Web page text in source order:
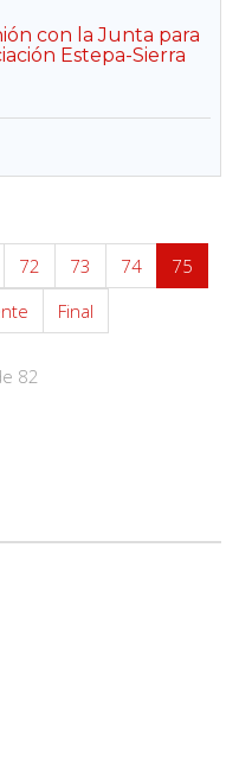
con la Junta para
Estepa-Sierra
72 73 74
75
Final
82